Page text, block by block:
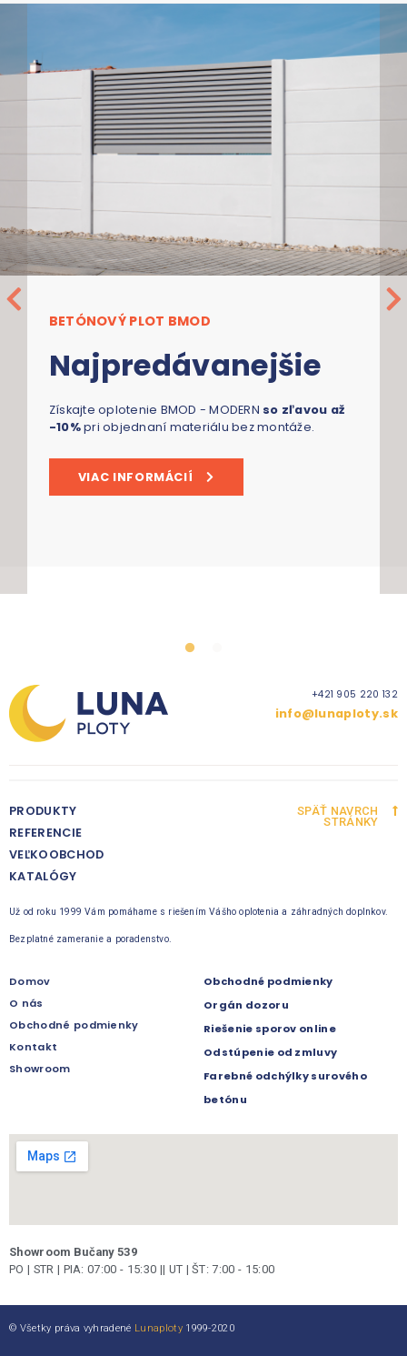
BETÓNOVÝ PLOT BMOD
Najpredávanejšie
Získajte oplotenie BMOD - MODERN so zľavou až
-10%pri objednaní materiálu bez montáže.
VIAC INFORMÁCIÍ
+421 905 220 132
info@lunaploty.sk
PRODUKTY
REFERENCIE
VEĽKOOBCHOD
KATALÓGY
SPÄŤ NAVRCH
STRÁNKY
Už od roku 1999 Vám pomáhame s riešením Vášho oplotenia a záhradných doplnkov.
Bezplatné zameranie a poradenstvo.
Domov
O nás
Obchodné podmienky
Kontakt
Showroom
Obchodné podmienky
Orgán dozoru
Riešenie sporov online
Odstúpenie od zmluvy
Farebné odchýlky surového
betónu
Showroom Bučany 539
PO | STR | PIA: 07:00 - 15:30 || UT | ŠT: 7:00 - 15:00
© Všetky práva vyhradené Lunaploty1999-2020